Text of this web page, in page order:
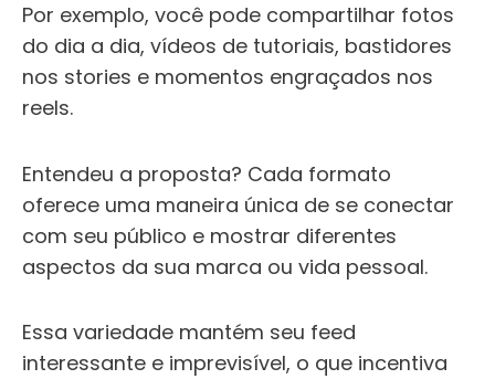
Por exemplo, você pode compartilhar fotos
do dia a dia, vídeos de tutoriais, bastidores
nos stories e momentos engraçados nos
reels.
Entendeu a proposta? Cada formato
oferece uma maneira única de se conectar
com seu público e mostrar diferentes
aspectos da sua marca ou vida pessoal.
Essa variedade mantém seu feed
interessante e imprevisível, o que incentiva